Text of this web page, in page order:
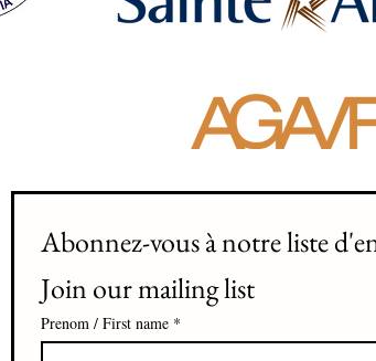
Join our mailing list
Prenom / First name *